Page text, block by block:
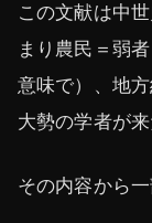
この文献は中
まり農民＝弱
意味で）、地
大勢の学者が来
その内容から